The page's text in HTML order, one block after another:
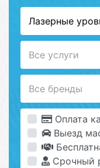
Лазерные
Все услуги
Все бренды
Оплата
Выезд
Срочный